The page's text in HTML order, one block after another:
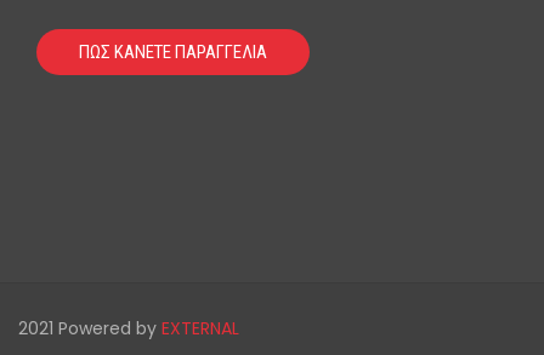
ΠΩΣ ΚΑΝΕΤΕ ΠΑΡΑΓΓΕΛΙΑ
2021 Powered by EXTERNAL